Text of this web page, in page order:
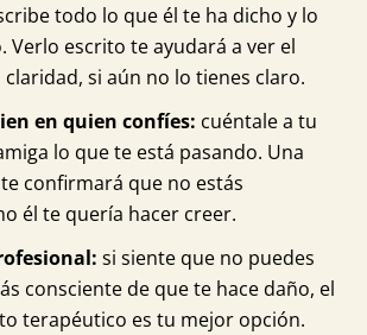
todo lo que él te ha dicho y lo
Verlo escrito te ayudará a ver el
si aún no lo tienes claro.
en quien confíes: cuéntale a tu
lo que te está pasando. Una
confirmará que no estás
él te quería hacer creer.
si siente que no puedes
consciente de que te hace daño, el
terapéutico es tu mejor opción.